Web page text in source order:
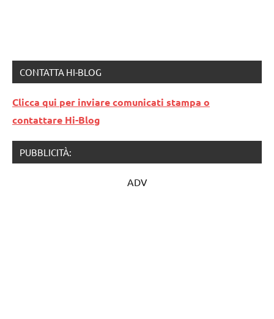
CONTATTA HI-BLOG
Clicca qui per inviare comunicati stampa o
contattare Hi-Blog
PUBBLICITÀ:
ADV